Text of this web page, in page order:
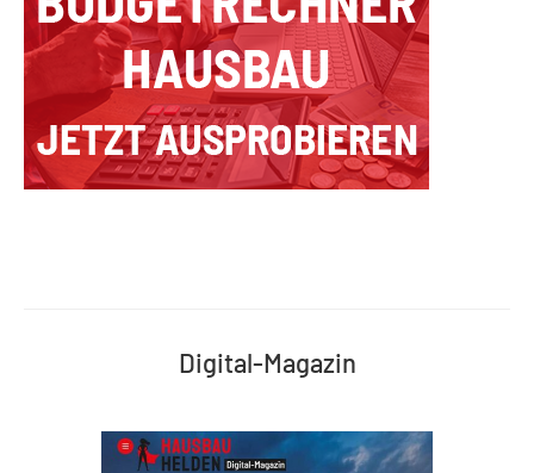
Digital-Magazin